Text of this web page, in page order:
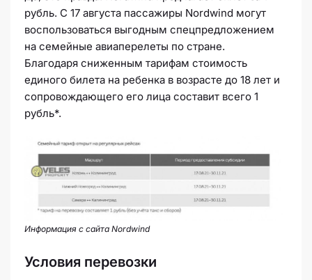
рубль. С 17 августа пассажиры Nordwind могут
воспользоваться выгодным спецпредложением
на семейные авиаперелеты по стране.
Благодаря сниженным тарифам стоимость
единого билета на ребенка в возрасте до 18 лет и
сопровождающего его лица составит всего 1
рубль*.
Информация с сайта Nordwind
Условия перевозки